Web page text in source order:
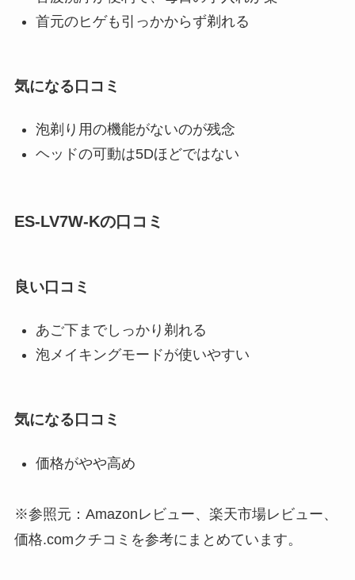
首元のヒゲも引っかからず剃れる
気になる口コミ
泡剃り用の機能がないのが残念
ヘッドの可動は5Dほどではない
ES-LV7W-Kの口コミ
良い口コミ
あご下までしっかり剃れる
泡メイキングモードが使いやすい
気になる口コミ
価格がやや高め
※参照元：Amazonレビュー、楽天市場レビュー、
価格.comクチコミを参考にまとめています。